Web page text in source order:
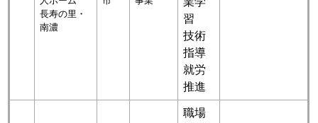
長寿の里・
南濃
習
技術
指導
就労
推進
職場